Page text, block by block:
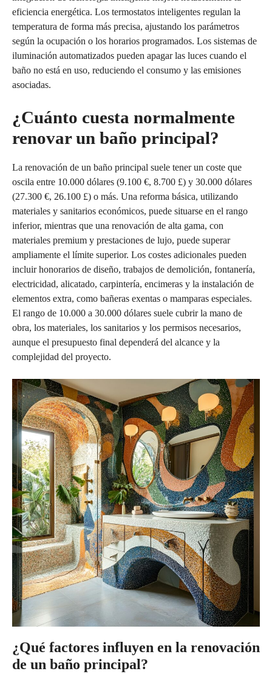
eficiencia energética. Los termostatos inteligentes regulan la
temperatura de forma más precisa, ajustando los parámetros
según la ocupación o los horarios programados. Los sistemas de
iluminación automatizados pueden apagar las luces cuando el
baño no está en uso, reduciendo el consumo y las emisiones
asociadas.
¿Cuánto cuesta normalmente
renovar un baño principal?
La renovación de un baño principal suele tener un coste que
oscila entre 10.000 dólares (9.100 €, 8.700 £) y 30.000 dólares
(27.300 €, 26.100 £) o más. Una reforma básica, utilizando
materiales y sanitarios económicos, puede situarse en el rango
inferior, mientras que una renovación de alta gama, con
materiales premium y prestaciones de lujo, puede superar
ampliamente el límite superior. Los costes adicionales pueden
incluir honorarios de diseño, trabajos de demolición, fontanería,
electricidad, alicatado, carpintería, encimeras y la instalación de
elementos extra, como bañeras exentas o mamparas especiales.
El rango de 10.000 a 30.000 dólares suele cubrir la mano de
obra, los materiales, los sanitarios y los permisos necesarios,
aunque el presupuesto final dependerá del alcance y la
complejidad del proyecto.
¿Qué factores influyen en la renovación
de un baño principal?